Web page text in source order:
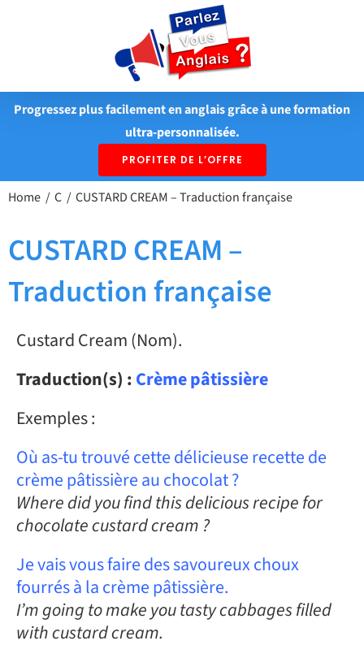
Progressez plus facilement en anglais grâce à une formation
ultra-personnalisée.
PROFITER DE L’OFFRE
Home C CUSTARD CREAM – Traduction française
CUSTARD CREAM –
Traduction française
Custard Cream (Nom).
Traduction(s) :Crème pâtissière
Exemples :
Où as-tu trouvé cette délicieuse recette de
crème pâtissière au chocolat ?
Where did you find this delicious recipe for
chocolate custard cream ?
Je vais vous faire des savoureux choux
fourrés à la crème pâtissière.
I’m going to make you tasty cabbages filled
with custard cream.